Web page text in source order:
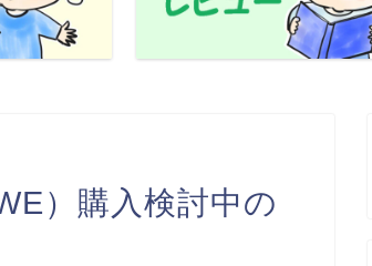
）購入検討中の